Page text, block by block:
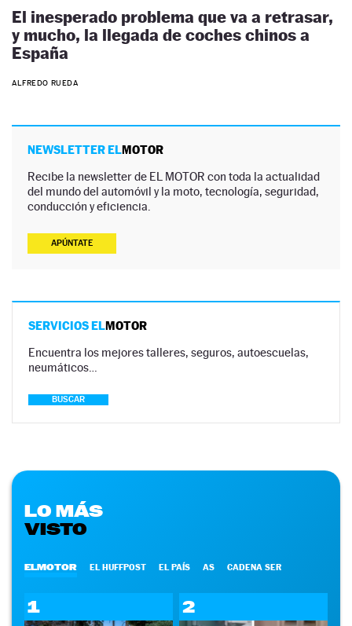
El inesperado problema que va a retrasar,
y mucho, la llegada de coches chinos a
España
ALFREDO RUEDA
NEWSLETTER ELMOTOR
Recibe la newsletter de EL MOTOR con toda la actualidad
del mundo del automóvil y la moto, tecnología, seguridad,
conducción y eficiencia.
APÚNTATE
SERVICIOS ELMOTOR
Encuentra los mejores talleres, seguros, autoescuelas,
neumáticos…
BUSCAR
LO MÁS
VISTO
ELMOTOR EL HUFFPOST EL PAÍS AS CADENA SER
1 2